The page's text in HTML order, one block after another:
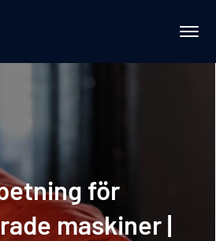
för
maskiner |